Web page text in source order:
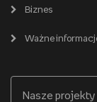
Empik
Produkty cyfrowe
Biznes
Karty prezentowe
Zakupy hurtowe
Ważne
Cennik dostawy
Nasze